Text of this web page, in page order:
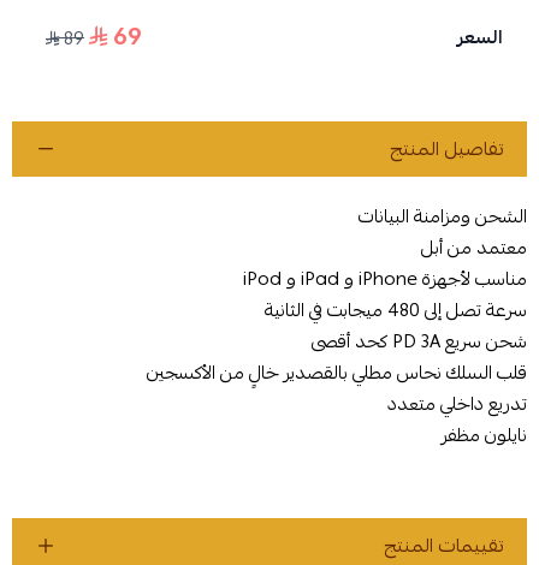
السعر 69
89
تفاصيل المنتج
الشحن ومزامنة البيانات
معتمد من أبل
مناسب لأجهزة iPhone و iPad و iPod
سرعة تصل إلى 480 ميجابت في الثانية
شحن سريع PD 3A كحد أقصى
قلب السلك نحاس مطلي بالقصدير خالٍ من الأكسجين
تدريع داخلي متعدد
نايلون مظفر
تقييمات المنتج